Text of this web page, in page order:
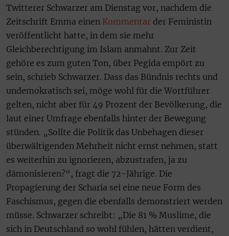
Twitterer Schwarzer am Dienstag vor, nachdem die
Zeitschrift Emma einen Kommentar der Feministin
veröffentlicht hatte, in dem sie mehr
Gleichberechtigung im Islam anmahnt. Zur Zeit
gehöre es zum guten Ton, über Pegida empört zu
sein, schrieb Schwarzer. Dass das Bündnis rechts und
undemokratisch sei, möge wohl für die Wortführer
gelten, nicht aber für 49 Prozent der Bevölkerung, die
laut einer Umfrage ebenfalls hinter der Bewegung
stünden. „Sollte die Politik das Unbehagen dieser
überwältigenden Mehrheit nicht ernst nehmen, statt
es weiterhin zu ignorieren, abzustrafen, ja zu
dämonisieren?“, fragt die 72-Jährige. Die
Propagierung der Scharia sei eine neue Form des
Faschismus, gegen die ebenfalls demonstriert werden
müsse. Schwarzer schreibt: „Die 81 % Muslime, die
sich in Deutschland so wohl fühlen, hätten verdient,